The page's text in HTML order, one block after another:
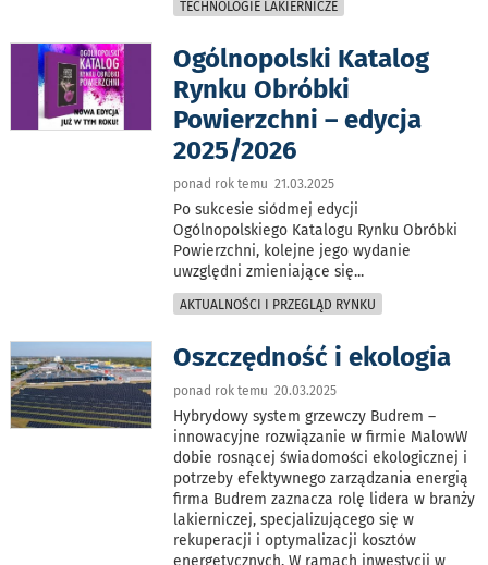
TECHNOLOGIE LAKIERNICZE
Ogólnopolski Katalog
Rynku Obróbki
Powierzchni – edycja
2025/2026
ponad rok temu 21.03.2025
Po sukcesie siódmej edycji
Ogólnopolskiego Katalogu Rynku Obróbki
Powierzchni, kolejne jego wydanie
uwzględni zmieniające się...
AKTUALNOŚCI I PRZEGLĄD RYNKU
Oszczędność i ekologia
ponad rok temu 20.03.2025
Hybrydowy system grzewczy Budrem –
innowacyjne rozwiązanie w firmie MalowW
dobie rosnącej świadomości ekologicznej i
potrzeby efektywnego zarządzania energią
firma Budrem zaznacza rolę lidera w branży
lakierniczej, specjalizującego się w
rekuperacji i optymalizacji kosztów